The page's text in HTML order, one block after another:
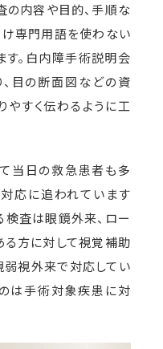
の内容や目的、手順な
け専門用語を使わない
す。白内障手術説明会
目の断面図などの資
やすく伝わるように工
当日の救急患者も多
応に追われています
検査は眼鏡外来、ロー
る方に対して視覚補助
弱視外来で対応してい
は手術対象疾患に対